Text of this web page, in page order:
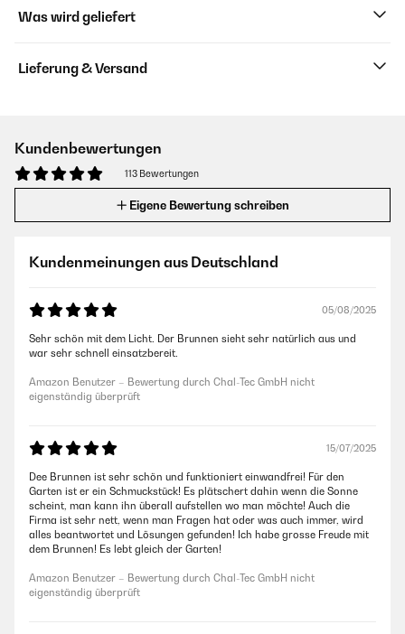
Was wird geliefert
Lieferung & Versand
Kundenbewertungen
113 Bewertungen
Eigene Bewertung schreiben
Kundenmeinungen aus Deutschland
05/08/2025
Sehr schön mit dem Licht. Der Brunnen sieht sehr natürlich aus und
war sehr schnell einsatzbereit.
Amazon Benutzer – Bewertung durch Chal-Tec GmbH nicht
eigenständig überprüft
15/07/2025
Dee Brunnen ist sehr schön und funktioniert einwandfrei! Für den
Garten ist er ein Schmuckstück! Es plätschert dahin wenn die Sonne
scheint, man kann ihn überall aufstellen wo man möchte! Auch die
Firma ist sehr nett, wenn man Fragen hat oder was auch immer, wird
alles beantwortet und Lösungen gefunden! Ich habe grosse Freude mit
dem Brunnen! Es lebt gleich der Garten!
Amazon Benutzer – Bewertung durch Chal-Tec GmbH nicht
eigenständig überprüft